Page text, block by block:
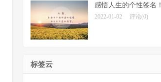
感悟人生的个性签名！
2022-01-02 评论(0)
标签云